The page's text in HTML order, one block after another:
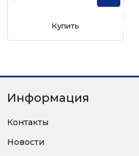
Купить
Информация
Контакты
Новости